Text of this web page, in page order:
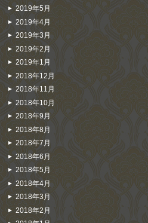
2019年5月
2019年4月
2019年3月
2019年2月
2019年1月
2018年12月
2018年11月
2018年10月
2018年9月
2018年8月
2018年7月
2018年6月
2018年5月
2018年4月
2018年3月
2018年2月